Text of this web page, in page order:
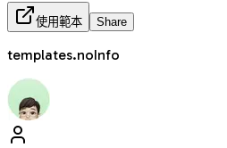
使用範本 Share
templates.noInfo